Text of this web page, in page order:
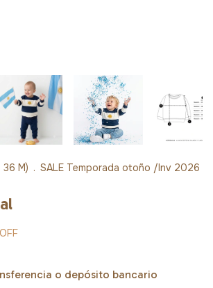
36 M) . SALE Temporada otoño /Inv 2026
OFF
o depósito bancario